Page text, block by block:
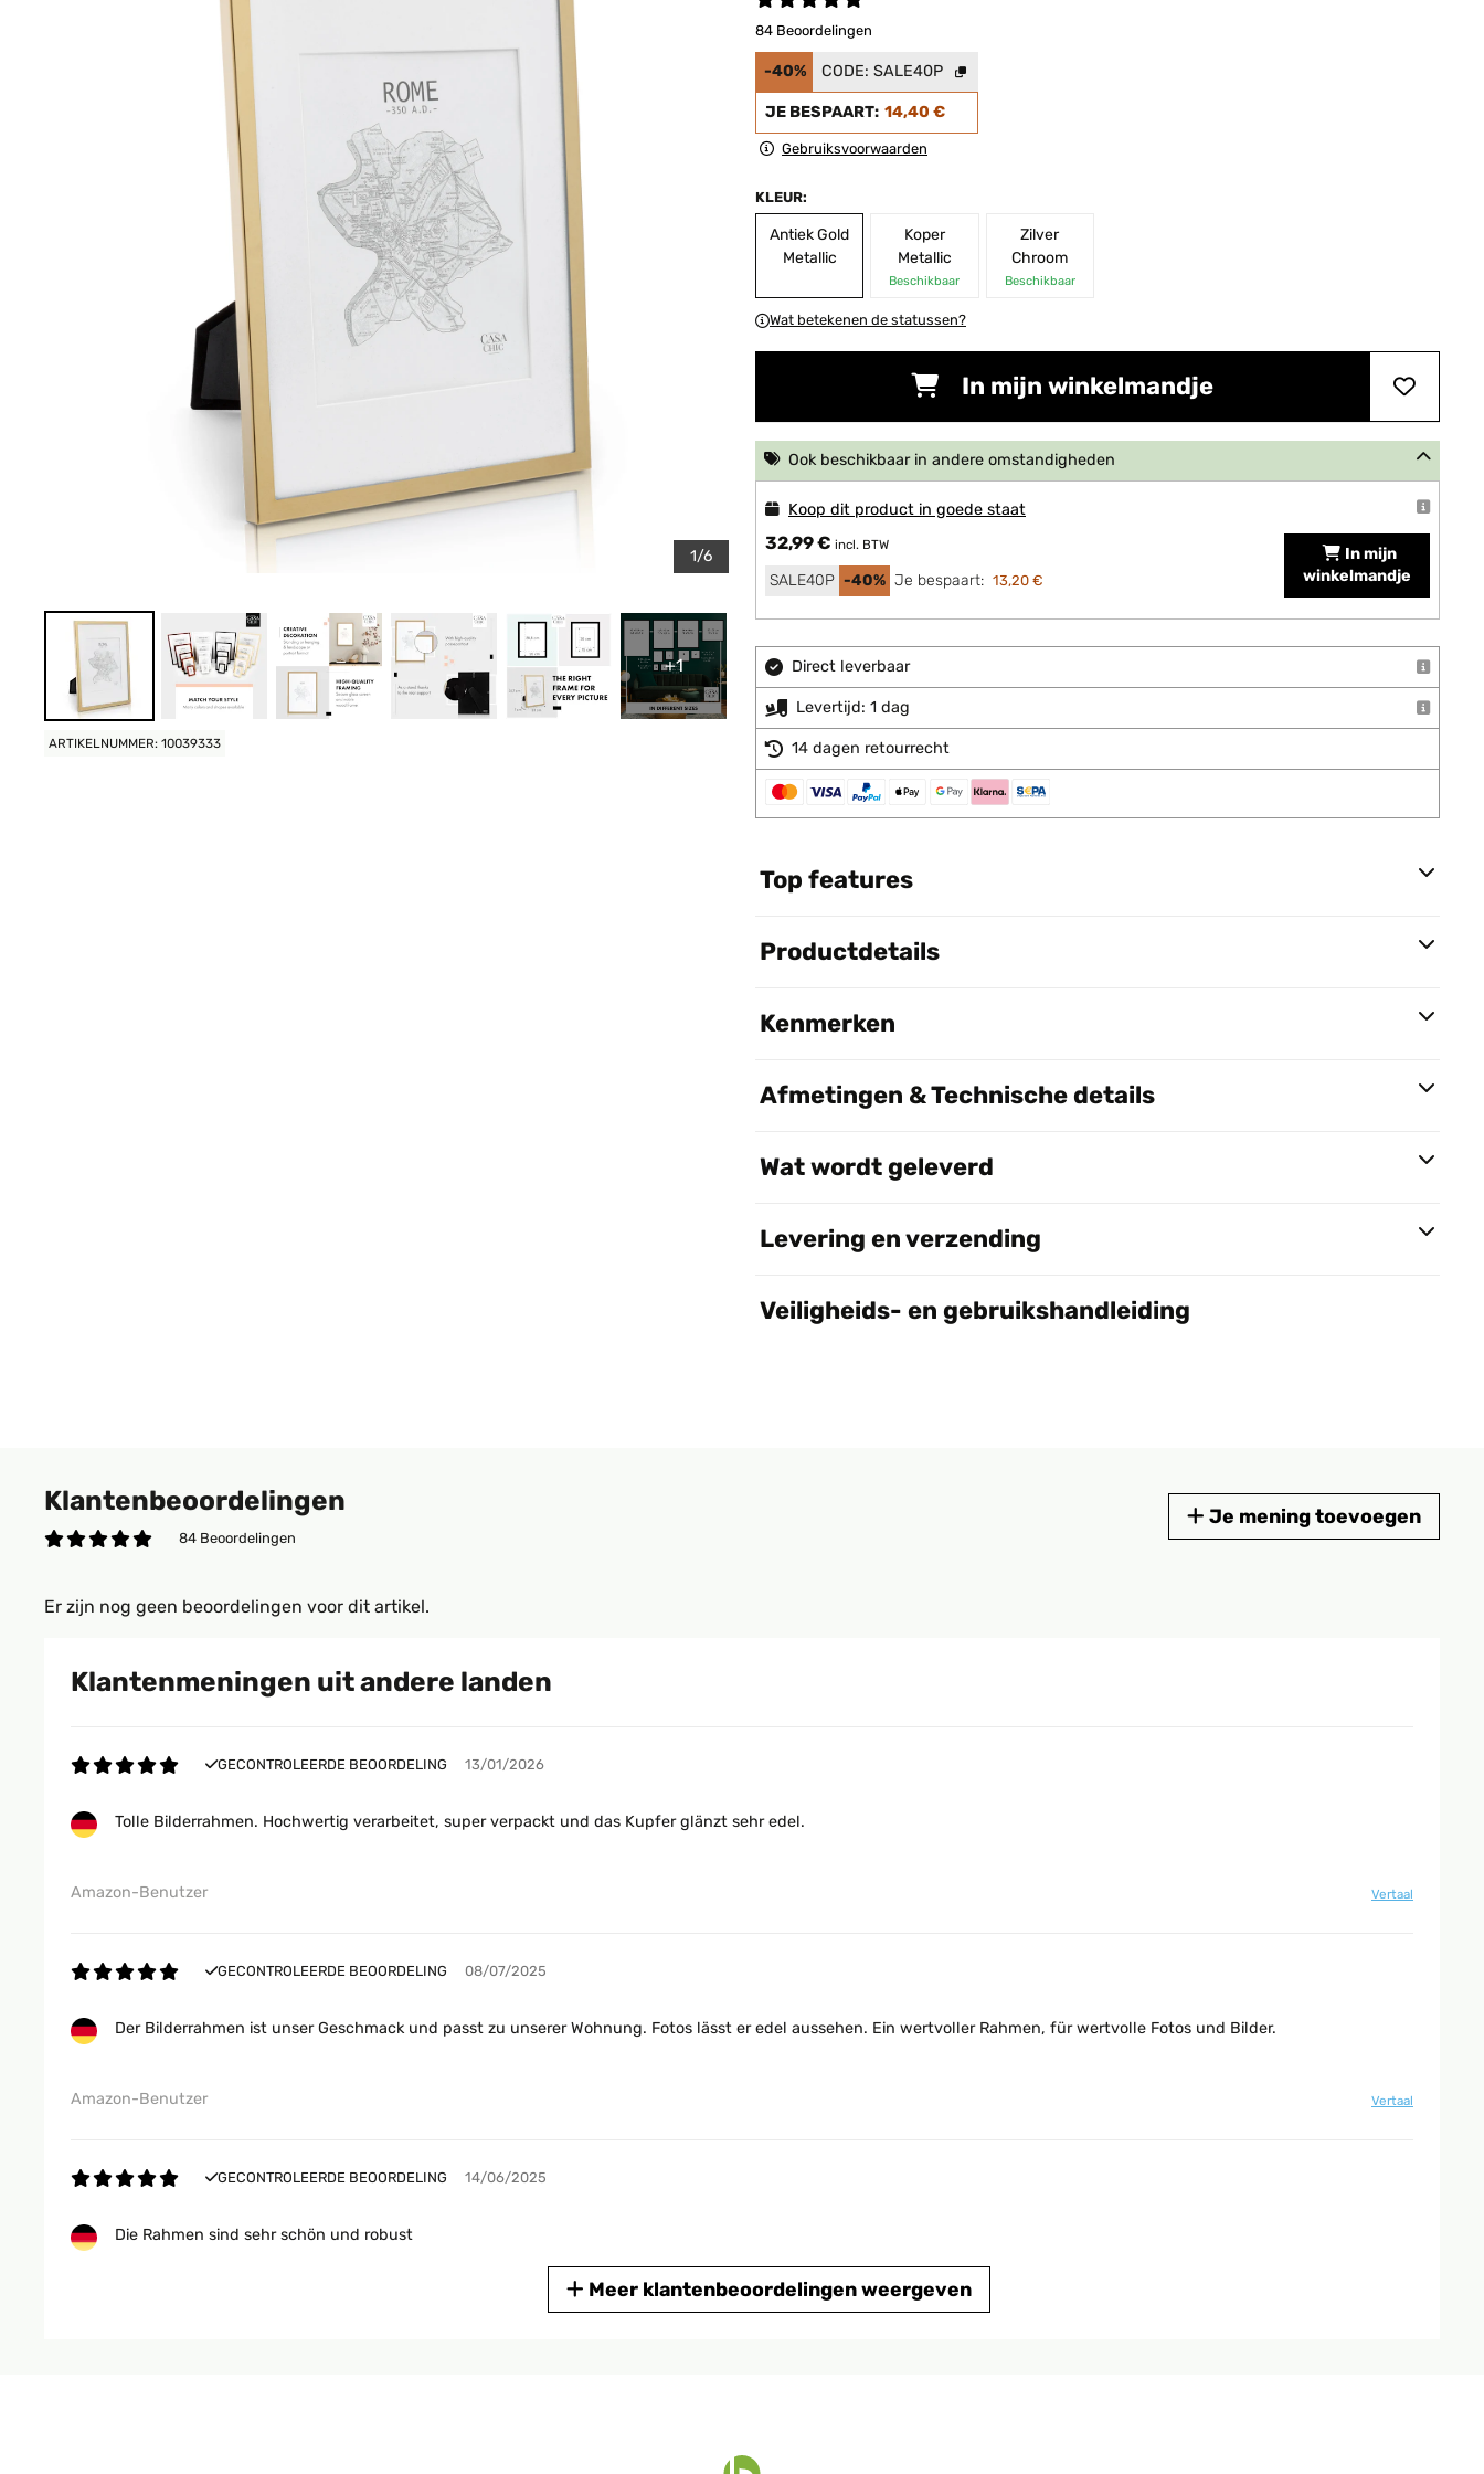
1/6
+1
ARTIKELNUMMER: 10039333
84 Beoordelingen
-40% CODE: SALE40P
JE BESPAART: 14,40 €
Gebruiksvoorwaarden
KLEUR:
Antiek Gold
Metallic
Koper
Metallic
Beschikbaar
Zilver
Chroom
Beschikbaar
Wat betekenen de statussen?
In mijn winkelmandje
Ook beschikbaar in andere omstandigheden
Koop dit product in goede staat
32,99 € incl. BTW
SALE40P -40% Je bespaart: 13,20 €
In mijn
winkelmandje
Direct leverbaar
Levertijd: 1 dag
14 dagen retourrecht
Top features
Productdetails
Kenmerken
Afmetingen & Technische details
Wat wordt geleverd
Levering en verzending
Veiligheids- en gebruikshandleiding
Klantenbeoordelingen
84 Beoordelingen
Je mening toevoegen
Er zijn nog geen beoordelingen voor dit artikel.
Klantenmeningen uit andere landen
GECONTROLEERDE BEOORDELING 13/01/2026
Tolle Bilderrahmen. Hochwertig verarbeitet, super verpackt und das Kupfer glänzt sehr edel.
Amazon-Benutzer Vertaal
GECONTROLEERDE BEOORDELING 08/07/2025
Der Bilderrahmen ist unser Geschmack und passt zu unserer Wohnung. Fotos lässt er edel aussehen. Ein wertvoller Rahmen, für wertvolle Fotos und Bilder.
Amazon-Benutzer Vertaal
GECONTROLEERDE BEOORDELING 14/06/2025
Die Rahmen sind sehr schön und robust
Meer klantenbeoordelingen weergeven